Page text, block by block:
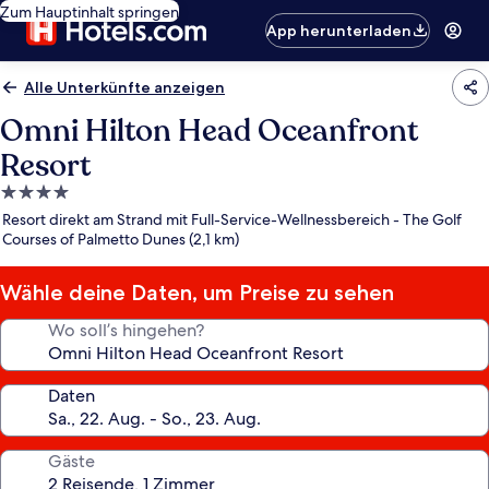
Zum Hauptinhalt springen
App herunterladen
Alle Unterkünfte anzeigen
Omni Hilton Head Oceanfront
Resort
4.0-
Sterne-
Unterkunft
Resort direkt am Strand mit Full-Service-Wellnessbereich - The Golf
Courses of Palmetto Dunes (2,1 km)
Wähle deine Daten, um Preise zu sehen
Wo soll’s hingehen?
Daten
Gäste